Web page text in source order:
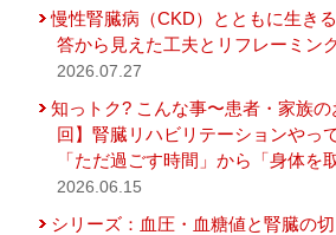
慢性腎臓病（CKD）とともに生き
答から見えた工夫とリフレーミン
2026.07.27
知っトク? こんな事〜患者・家族
回】腎臓リハビリテーションやっ
「ただ過ごす時間」から「身体を
2026.06.15
シリーズ：血圧・血糖値と腎臓の